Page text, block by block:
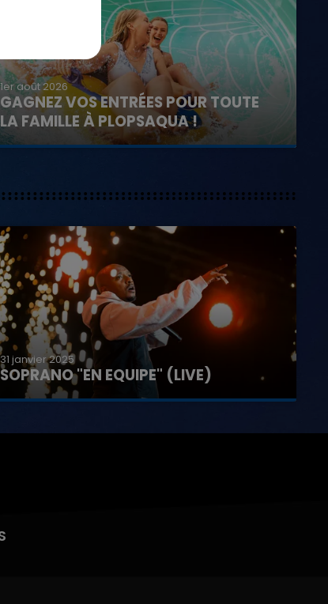
1er août 2026
GAGNEZ VOS ENTRÉES POUR TOUTE
LA FAMILLE À PLOPSAQUA !
31 janvier 2025
SOPRANO "EN EQUIPE" (LIVE)